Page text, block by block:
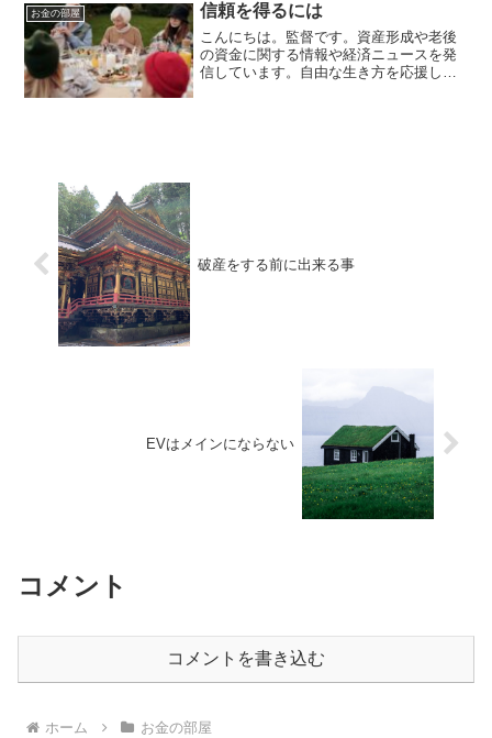
お金の部屋 信頼を得るには
こんにちは。監督です。資産形成や老後
の資金に関する情報や経済ニュースを発
信しています。自由な生き方を応援して
破産をする前に出来る事
EVはメインにならない
コメント
コメントを書き込む
ホーム お金の部屋